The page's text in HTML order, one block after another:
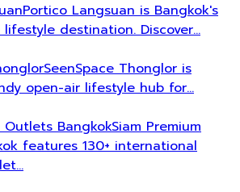
Portico Langsuan is Bangkok's
lifestyle destination. Discover…
SeenSpace Thonglor is
open-air lifestyle hub for…
Outlets BangkokSiam Premium
features 130+ international